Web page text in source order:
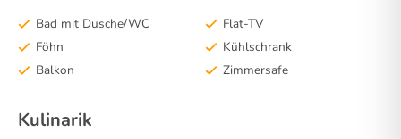
Bad mit Dusche/WC
Föhn
Balkon
Flat-TV
Kühlschrank
Zimmersafe
Kulinarik